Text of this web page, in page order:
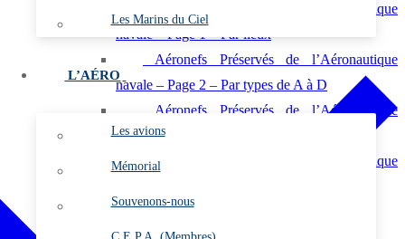
Les Marins du Ciel
L’AÉRO
Les avions
Mémorial
Souvenons-nous
Aéronefs Préservés de l’Aéronautique
navale – Page 1 – Par lieux
Aéronefs Préservés de l’Aéronautique
navale – Page 2 – Par types de A à D
Aéronefs Préservés de l’Aéronautique
navale – Page 3 – Par types de D à O
Aéronefs Préservés de l’Aéronautique
Vidéos